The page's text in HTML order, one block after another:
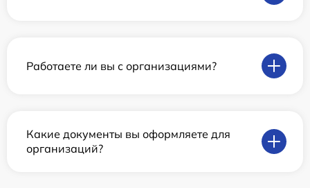
Работаете ли вы с организациями?
Какие документы вы оформляете для
организаций?